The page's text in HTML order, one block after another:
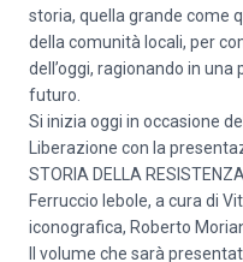
storia, quella grande come
della comunità locali, per
dell’oggi, ragionando in una
futuro.
Si inizia oggi in occasione
Liberazione con la
STORIA DELLA
Ferruccio Iebole, a cura di
iconografica, Roberto
Il volume che sarà